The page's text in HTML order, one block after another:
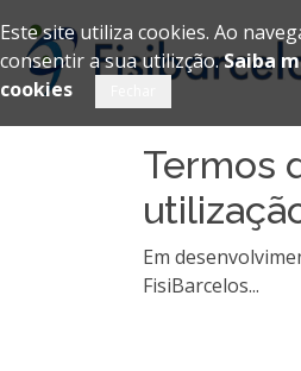
Termos
Em
FisiBarcelos...
Este site utiliza cookies. Ao
consentir a sua utilizção.Saiba
cookies